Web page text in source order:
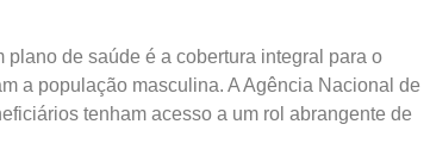
de saúde é a cobertura integral para o
a população masculina. A Agência Nacional de
tenham acesso a um rol abrangente de